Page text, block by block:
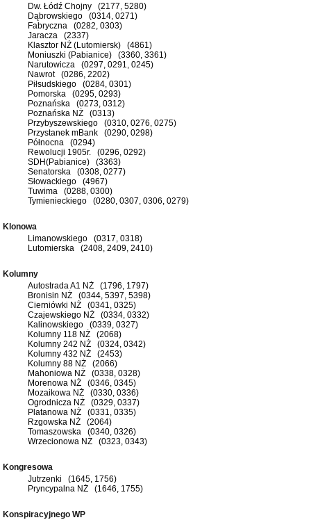
Dw. Łódź Chojny (2177, 5280)
Dąbrowskiego (0314, 0271)
Fabryczna (0282, 0303)
Jaracza (2337)
Klasztor NŻ (Lutomiersk) (4861)
Moniuszki (Pabianice) (3360, 3361)
Narutowicza (0297, 0291, 0245)
Nawrot (0286, 2202)
Piłsudskiego (0284, 0301)
Pomorska (0295, 0293)
Poznańska (0273, 0312)
Poznańska NŻ (0313)
Przybyszewskiego (0310, 0276, 0275)
Przystanek mBank (0290, 0298)
Północna (0294)
Rewolucji 1905r. (0296, 0292)
SDH(Pabianice) (3363)
Senatorska (0308, 0277)
Słowackiego (4967)
Tuwima (0288, 0300)
Tymienieckiego (0280, 0307, 0306, 0279)
Klonowa
Limanowskiego (0317, 0318)
Lutomierska (2408, 2409, 2410)
Kolumny
Autostrada A1 NŻ (1796, 1797)
Bronisin NŻ (0344, 5397, 5398)
Cierniówki NŻ (0341, 0325)
Czajewskiego NŻ (0334, 0332)
Kalinowskiego (0339, 0327)
Kolumny 118 NŻ (2068)
Kolumny 242 NŻ (0324, 0342)
Kolumny 432 NŻ (2453)
Kolumny 88 NŻ (2066)
Mahoniowa NŻ (0338, 0328)
Morenowa NŻ (0346, 0345)
Mozaikowa NŻ (0330, 0336)
Ogrodnicza NŻ (0329, 0337)
Platanowa NŻ (0331, 0335)
Rzgowska NŻ (2064)
Tomaszowska (0340, 0326)
Wrzecionowa NŻ (0323, 0343)
Kongresowa
Jutrzenki (1645, 1756)
Pryncypalna NŻ (1646, 1755)
Konspiracyjnego WP